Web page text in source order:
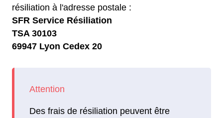
résiliation à l'adresse postale :
SFR Service Résiliation
TSA 30103
69947 Lyon Cedex 20
Des frais de résiliation peuvent être